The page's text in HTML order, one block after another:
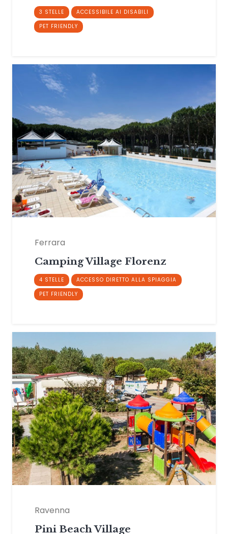
3 STELLE
ACCESSIBILE AI DISABILI
PET FRIENDLY
Ferrara
Camping Village Florenz
4 STELLE
ACCESSO DIRETTO ALLA SPIAGGIA
PET FRIENDLY
Ravenna
Pini Beach Village